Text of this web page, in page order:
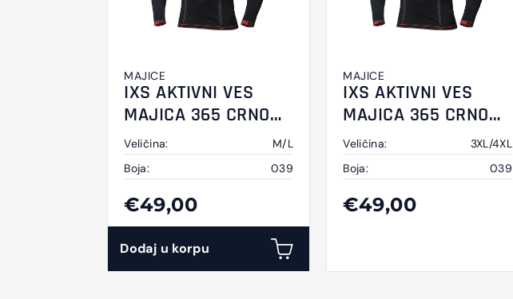
MAJICE
IXS AKTIVNI VES
MAJICA 365 CRNO
SIVI
Veličina:
M/L
Boja:
039
€49,00
Dodaj u korpu
MAJICE
IXS AKTIVNI VES
MAJICA 365 CRNO
SIVI
Veličina:
3XL/4XL
Boja:
039
€49,00